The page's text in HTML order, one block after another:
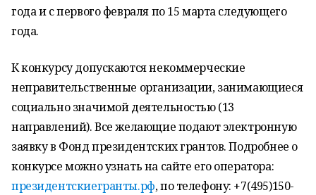
года и с первого февраля по 15 марта следующего
года.
К конкурсу допускаются некоммерческие
неправительственные организации, занимающиеся
социально значимой деятельностью (13
направлений). Все желающие подают электронную
заявку в Фонд президентских грантов. Подробнее о
конкурсе можно узнать на сайте его оператора:
президентскиегранты.рф, по телефону: +7(495)150-